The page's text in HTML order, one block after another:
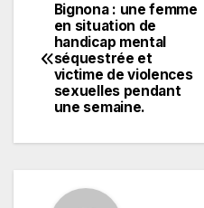
Navigation
de
l’article
Bignona : une femme
en situation de
handicap mental
séquestrée et
victime de violences
sexuelles pendant
une semaine.